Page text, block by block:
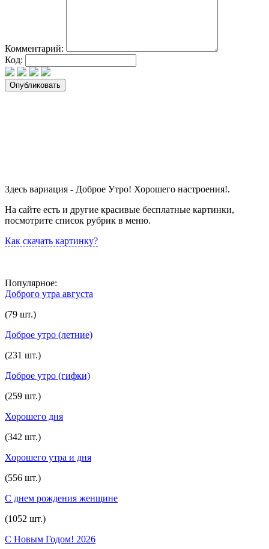
Комментарий:
Код:
Здесь вариация - Доброе Утро! Хорошего настроения!.
На сайте есть и другие красивые бесплатные картинки,
посмотрите список рубрик в меню.
Как скачать картинку?
Популярное:
Доброго утра августа
(79 шт.)
Доброе утро (летние)
(231 шт.)
Доброе утро (гифки)
(259 шт.)
Хорошего дня
(342 шт.)
Хорошего утра и дня
(556 шт.)
С днем рождения женщине
(1052 шт.)
С Новым Годом! 2026